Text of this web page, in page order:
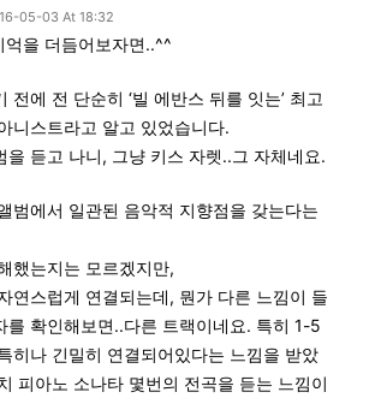
05-03 At 18:32
억을 더듬어보자면..^^
전에 전 단순히 ‘빌 에반스 뒤를 잇는’ 최고
니스트라고 알고 있었습니다.
을 듣고 나니, 그냥 키스 자렛..그 자체네요.
범에서 일관된 음악적 지향점을 갖는다는
했는지는 모르겠지만,
연스럽게 연결되는데, 뭔가 다른 느낌이 들
를 확인해보면..다른 트랙이네요. 특히 1-5
히나 긴밀히 연결되어있다는 느낌을 받았
피아노 소나타 몇번의 전곡을 듣는 느낌이